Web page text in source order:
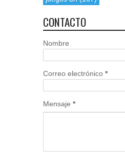
CONTACTO
Nombre
Correo electrónico *
Mensaje *